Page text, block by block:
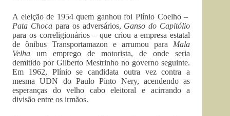
A eleição de 1954 quem ganhou foi Plínio Coelho –
Pata Chocapara os adversários, Ganso do Capitólio
para os correligionários – que criou a empresa estatal
de ônibus Transportamazon e arrumou para Mala
Velha um emprego de motorista, de onde seria
demitido por Gilberto Mestrinho no governo seguinte.
Em 1962, Plínio se candidata outra vez contra a
mesma UDN do Paulo Pinto Nery, acendendo as
esperanças do velho cabo eleitoral e acirrando a
divisão entre os irmãos.